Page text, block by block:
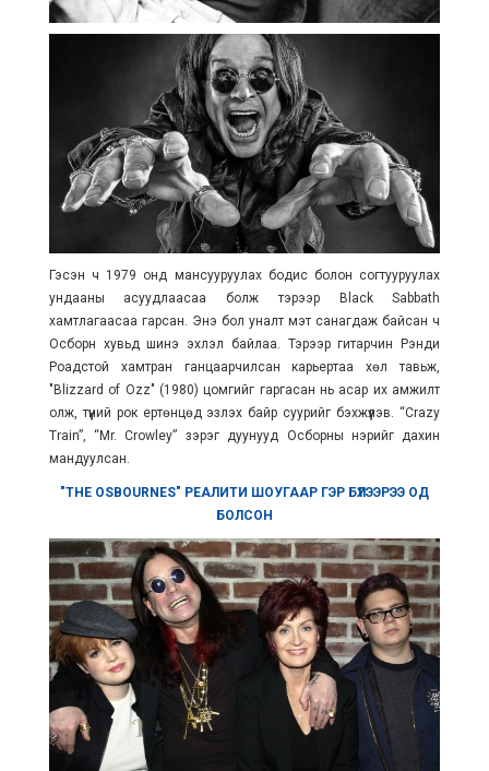
Гэсэн ч 1979 онд мансууруулах бодис болон согтууруулах
ундааны асуудлаасаа болж тэрээр Black Sabbath
хамтлагаасаа гарсан. Энэ бол уналт мэт санагдаж байсан ч
Осборн хувьд шинэ эхлэл байлаа. Тэрээр гитарчин Рэнди
Роадстой хамтран ганцаарчилсан карьертаа хөл тавьж,
"Blizzard of Ozz" (1980) цомгийг гаргасан нь асар их амжилт
олж, түүний рок ертөнцөд эзлэх байр суурийг бэхжүүлэв. “Crazy
Train”, “Mr. Crowley” зэрэг дуунууд Осборны нэрийг дахин
мандуулсан.
"THE OSBOURNES" РЕАЛИТИ ШОУГААР ГЭР БҮЛЭЭРЭЭ ОД
БОЛСОН